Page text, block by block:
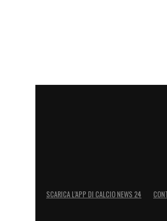
Questo primo test contro
Con l’avvio della stagione
SCARICA L’APP DI CALCIO NEWS 24